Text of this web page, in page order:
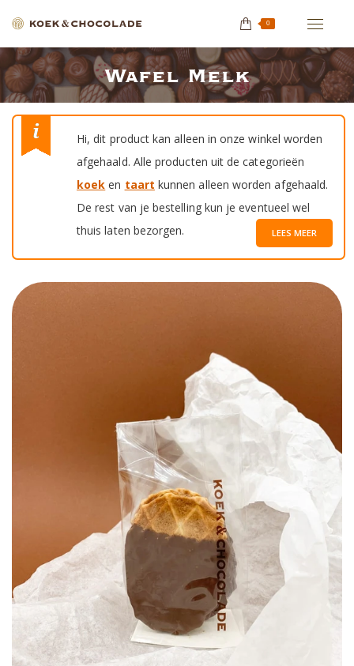
0
Wafel Melk
Je bent hier:
Hi, dit product kan alleen in onze winkel worden
afgehaald. Alle producten uit de categorieën
koek en taart kunnen alleen worden afgehaald.
De rest van je bestelling kun je eventueel wel
thuis laten bezorgen.
LEES MEER